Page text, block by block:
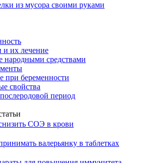
из мусора своими руками
и их лечение
народными средствами
при беременности
свойства
период
СОЭ в крови
валерьянку в таблетках